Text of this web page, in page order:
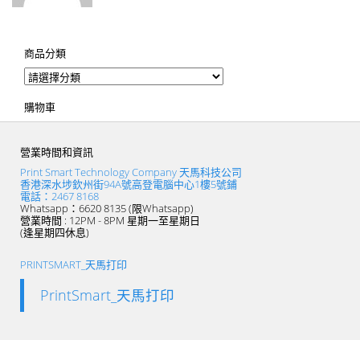
商品分類
購物車
營業時間和資訊
Print Smart Technology Company 天馬科技公司
香港深水埗欽州街94A號高登電腦中心1樓5號鋪
電話：2467 8168
Whatsapp：6620 8135 (限Whatsapp)
營業時間 : 12PM - 8PM 星期一至星期日
(逢星期四休息)
PRINTSMART_天馬打印
PrintSmart_天馬打印